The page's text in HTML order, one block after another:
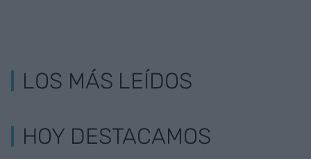
LOS MÁS LEÍDOS
HOY DESTACAMOS